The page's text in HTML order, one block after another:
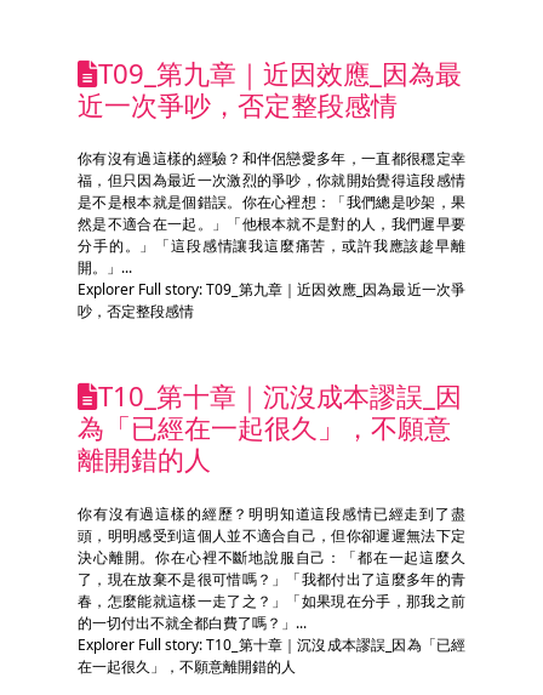
T09_第九章｜近因效應_因為最
近一次爭吵，否定整段感情
你有沒有過這樣的經驗？和伴侶戀愛多年，一直都很穩定幸
福，但只因為最近一次激烈的爭吵，你就開始覺得這段感情
是不是根本就是個錯誤。你在心裡想：「我們總是吵架，果
然是不適合在一起。」「他根本就不是對的人，我們遲早要
分手的。」「這段感情讓我這麼痛苦，或許我應該趁早離
開。」...
Explorer Full story: T09_第九章｜近因效應_因為最近一次爭
吵，否定整段感情
T10_第十章｜沉沒成本謬誤_因
為「已經在一起很久」，不願意
離開錯的人
你有沒有過這樣的經歷？明明知道這段感情已經走到了盡
頭，明明感受到這個人並不適合自己，但你卻遲遲無法下定
決心離開。你在心裡不斷地說服自己：「都在一起這麼久
了，現在放棄不是很可惜嗎？」「我都付出了這麼多年的青
春，怎麼能就這樣一走了之？」「如果現在分手，那我之前
的一切付出不就全都白費了嗎？」...
Explorer Full story: T10_第十章｜沉沒成本謬誤_因為「已經
在一起很久」，不願意離開錯的人